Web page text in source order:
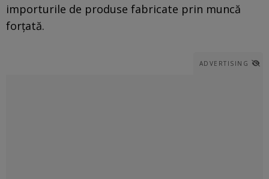
importurile de produse fabricate prin muncă
forțată.
ADVERTISING